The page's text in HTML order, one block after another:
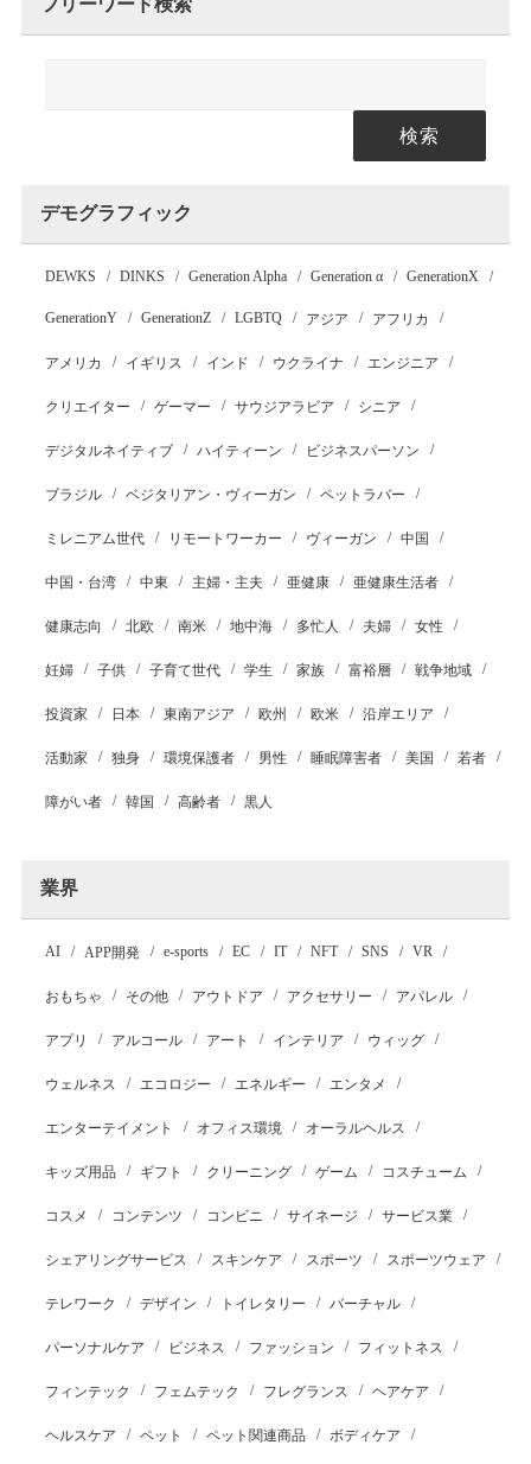
フリーワード検索
検索
デモグラフィック
DEWKS DINKS Generation Alpha Generation α GenerationX
GenerationY GenerationZ LGBTQ アジア アフリカ
アメリカ イギリス インド ウクライナ エンジニア
クリエイター ゲーマー サウジアラビア シニア
デジタルネイティブ ハイティーン ビジネスパーソン
ブラジル ベジタリアン・ヴィーガン ペットラバー
ミレニアム世代 リモートワーカー ヴィーガン 中国
中国・台湾 中東 主婦・主夫 亜健康 亜健康生活者
健康志向 北欧 南米 地中海 多忙人 夫婦 女性
妊婦 子供 子育て世代 学生 家族 富裕層 戦争地域
投資家 日本 東南アジア 欧州 欧米 沿岸エリア
活動家 独身 環境保護者 男性 睡眠障害者 美国 若者
障がい者 韓国 高齢者 黒人
業界
AI APP開発 e-sports EC IT NFT SNS VR
おもちゃ その他 アウトドア アクセサリー アパレル
アプリ アルコール アート インテリア ウィッグ
ウェルネス エコロジー エネルギー エンタメ
エンターテイメント オフィス環境 オーラルヘルス
キッズ用品 ギフト クリーニング ゲーム コスチューム
コスメ コンテンツ コンビニ サイネージ サービス業
シェアリングサービス スキンケア スポーツ スポーツウェア
テレワーク デザイン トイレタリー バーチャル
パーソナルケア ビジネス ファッション フィットネス
フィンテック フェムテック フレグランス ヘアケア
ヘルスケア ペット ペット関連商品 ボディケア